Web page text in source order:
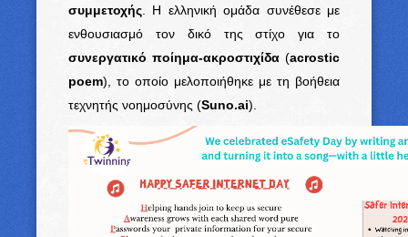
συμμετοχής . Η ελληνική ομάδα συνέθεσε με
ενθουσιασμό τον δικό της στίχο για το
συνεργατικό ποίημα-ακροστιχίδα (acrostic
poem), το οποίο μελοποιήθηκε με τη βοήθεια
τεχνητής νοημοσύνης (Suno.ai).